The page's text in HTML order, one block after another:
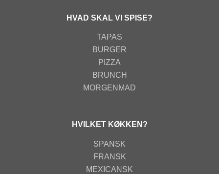
HVAD SKAL VI SPISE?
TAPAS
BURGER
PIZZA
BRUNCH
MORGENMAD
HVILKET KØKKEN?
SPANSK
FRANSK
MEXICANSK